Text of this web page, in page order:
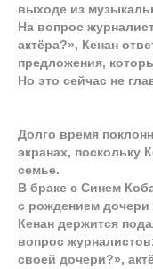
выходе из
На вопрос
актёра?», Кенан
предложения,
Но это сейчас не
Долго время
экранах, поскольку
семье.
В браке с Синем
с рождением
Кенан держится
вопрос
своей дочери?»,